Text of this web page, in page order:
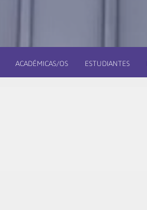
ACADÉMICAS/OS ESTUDIANTES